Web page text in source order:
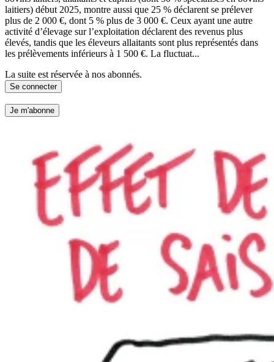
laitiers) début 2025, montre aussi que 25 % déclarent se prélever
plus de 2 000 €, dont 5 % plus de 3 000 €. Ceux ayant une autre
activité d’élevage sur l’exploitation déclarent des revenus plus
élevés, tandis que les éleveurs allaitants sont plus représentés dans
les prélèvements inférieurs à 1 500 €. La fluctuat...
La suite est réservée à nos abonnés.
Se connecter
Je m'abonne